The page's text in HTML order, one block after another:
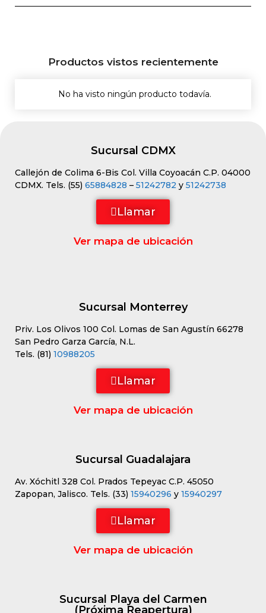
Productos vistos recientemente
No ha visto ningún producto todavía.
Sucursal CDMX
Callejón de Colima 6-Bis Col. Villa Coyoacán C.P. 04000
CDMX. Tels. (55) 65884828 – 51242782 y 51242738
Llamar
Ver mapa de ubicación
Sucursal Monterrey
Priv. Los Olivos 100 Col. Lomas de San Agustín 66278
San Pedro Garza García, N.L.
Tels. (81) 10988205
Llamar
Ver mapa de ubicación
Sucursal Guadalajara
Av. Xóchitl 328 Col. Prados Tepeyac C.P. 45050
Zapopan, Jalisco. Tels. (33) 15940296 y 15940297
Llamar
Ver mapa de ubicación
Sucursal Playa del Carmen
(Próxima Reapertura)